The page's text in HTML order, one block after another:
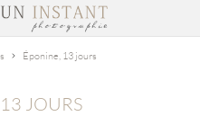
Éponine, 13 jours
JOURS